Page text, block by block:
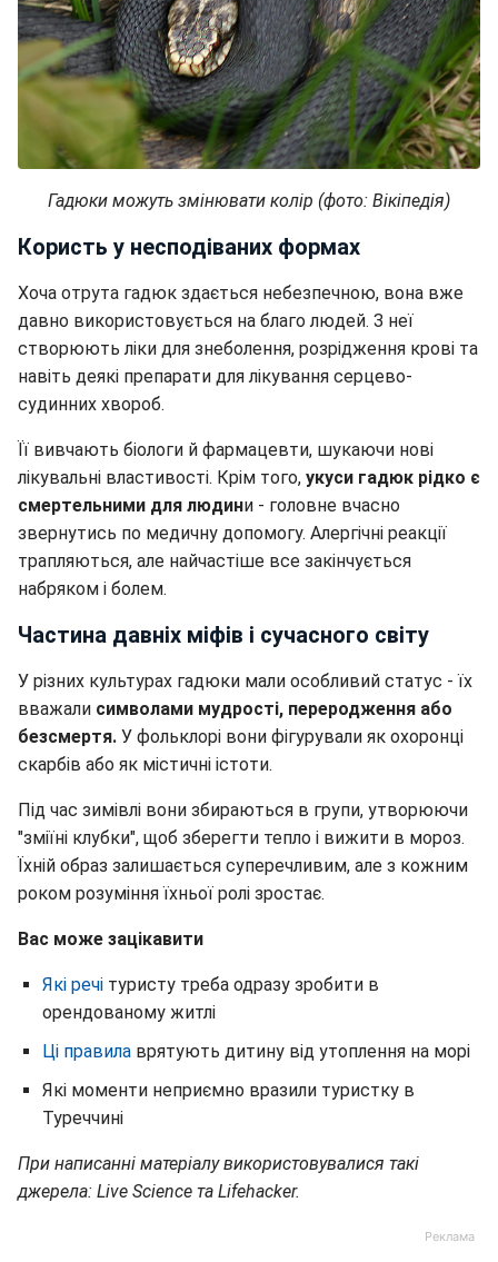
Гадюки можуть змінювати колір (фото: Вікіпедія)
Користь у несподіваних формах
Хоча отрута гадюк здається небезпечною, вона вже
давно використовується на благо людей. З неї
створюють ліки для знеболення, розрідження крові та
навіть деякі препарати для лікування серцево-
судинних хвороб.
Її вивчають біологи й фармацевти, шукаючи нові
лікувальні властивості. Крім того, укуси гадюк рідко є
смертельними для людини - головне вчасно
звернутись по медичну допомогу. Алергічні реакції
трапляються, але найчастіше все закінчується
набряком і болем.
Частина давніх міфів і сучасного світу
У різних культурах гадюки мали особливий статус - їх
вважали символами мудрості, переродження або
безсмертя. У фольклорі вони фігурували як охоронці
скарбів або як містичні істоти.
Під час зимівлі вони збираються в групи, утворюючи
"зміїні клубки", щоб зберегти тепло і вижити в мороз.
Їхній образ залишається суперечливим, але з кожним
роком розуміння їхньої ролі зростає.
Вас може зацікавити
Які речі туристу треба одразу зробити в
орендованому житлі
Ці правила врятують дитину від утоплення на морі
Які моменти неприємно вразили туристку в
Туреччині
При написанні матеріалу використовувалися такі
джерела: Live Science та Lifehacker.